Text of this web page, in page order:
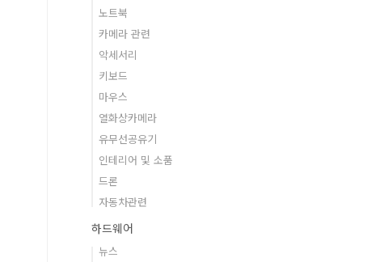
노트북
카메라 관련
악세서리
키보드
마우스
열화상카메라
유무선공유기
인테리어 및 소품
드론
자동차관련
하드웨어
뉴스